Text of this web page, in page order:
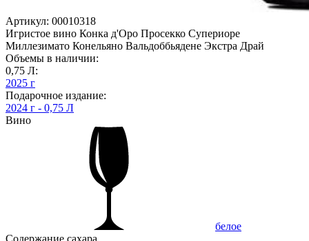
Артикул: 00010318
Игристое вино Конка д'Оро Просекко Супериоре
Миллезимато Конельяно Вальдоббьядене Экстра Драй
Объемы в наличии:
0,75 Л:
2025 г
Подарочное издание:
2024 г - 0,75 Л
Вино
белое
Содержание сахара